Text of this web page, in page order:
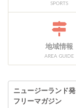
SPORTS
地域情報
AREA GUIDE
ニュージーランド発
フリーマガジン